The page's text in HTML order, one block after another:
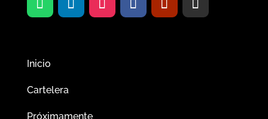
Inicio
Cartelera
Próximamente